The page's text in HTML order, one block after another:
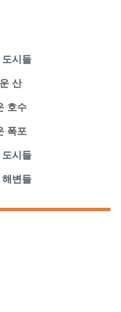
시들
산
호수
폭포
시들
변들